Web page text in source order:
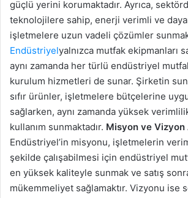
güçlü yerini korumaktadır. Ayrıca,
teknolojilere sahip, enerji verimli ve
işletmelere uzun vadeli çözümler
Endüstriyelyalnızca mutfak ekipmanları
aynı zamanda her türlü endüstriyel
kurulum hizmetleri de sunar. Şirketin
sıfır ürünler, işletmelere bütçelerine
sağlarken, aynı zamanda yüksek
kullanım sunmaktadır. Misyon ve Vizyon
Endüstriyel’in misyonu, işletmelerin
şekilde çalışabilmesi için endüstriyel
en yüksek kaliteyle sunmak ve satış
mükemmeliyet sağlamaktır. Vizyonu ise